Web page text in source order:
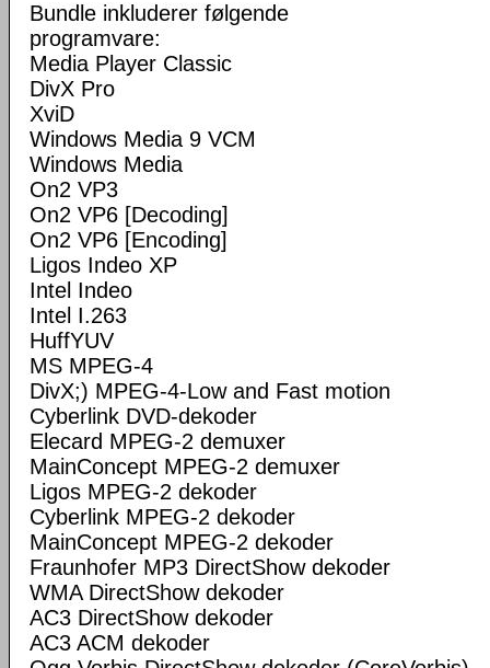
Bundle inkluderer følgende
programvare:
Media Player Classic
DivX Pro
XviD
Windows Media 9 VCM
Windows Media
On2 VP3
On2 VP6 [Decoding]
On2 VP6 [Encoding]
Ligos Indeo XP
Intel Indeo
Intel I.263
HuffYUV
MS MPEG-4
DivX;) MPEG-4-Low and Fast motion
Cyberlink DVD-dekoder
Elecard MPEG-2 demuxer
MainConcept MPEG-2 demuxer
Ligos MPEG-2 dekoder
Cyberlink MPEG-2 dekoder
MainConcept MPEG-2 dekoder
Fraunhofer MP3 DirectShow dekoder
WMA DirectShow dekoder
AC3 DirectShow dekoder
AC3 ACM dekoder